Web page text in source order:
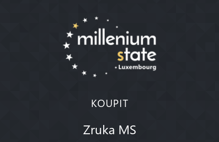
KOUPIT
Zruka MS